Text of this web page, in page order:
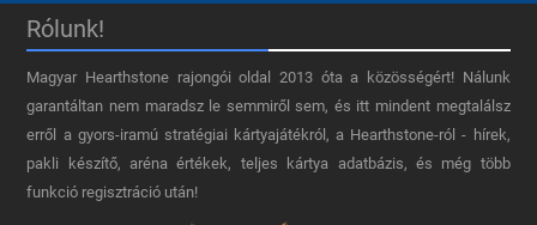
Rólunk!
Magyar Hearthstone​ rajongói oldal 2013 óta a közösségért! Nálunk
garantáltan nem maradsz le semmiről sem, és itt mindent megtalálsz
erről a gyors-iramú stratégiai kártyajátékról, a Hearthstone-ról - hírek,
pakli készítő, aréna értékek, teljes kártya adatbázis, és még több
funkció regisztráció után!